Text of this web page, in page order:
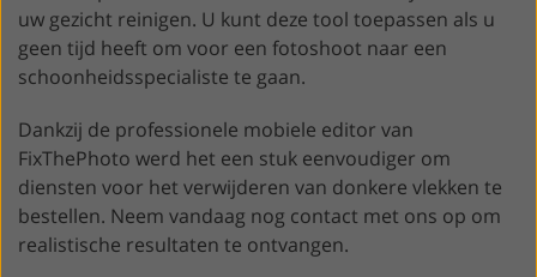
uw gezicht reinigen. U kunt deze tool toepassen als u
geen tijd heeft om voor een fotoshoot naar een
schoonheidsspecialiste te gaan.
Dankzij de professionele mobiele editor van
FixThePhoto werd het een stuk eenvoudiger om
diensten voor het verwijderen van donkere vlekken te
bestellen. Neem vandaag nog contact met ons op om
realistische resultaten te ontvangen.